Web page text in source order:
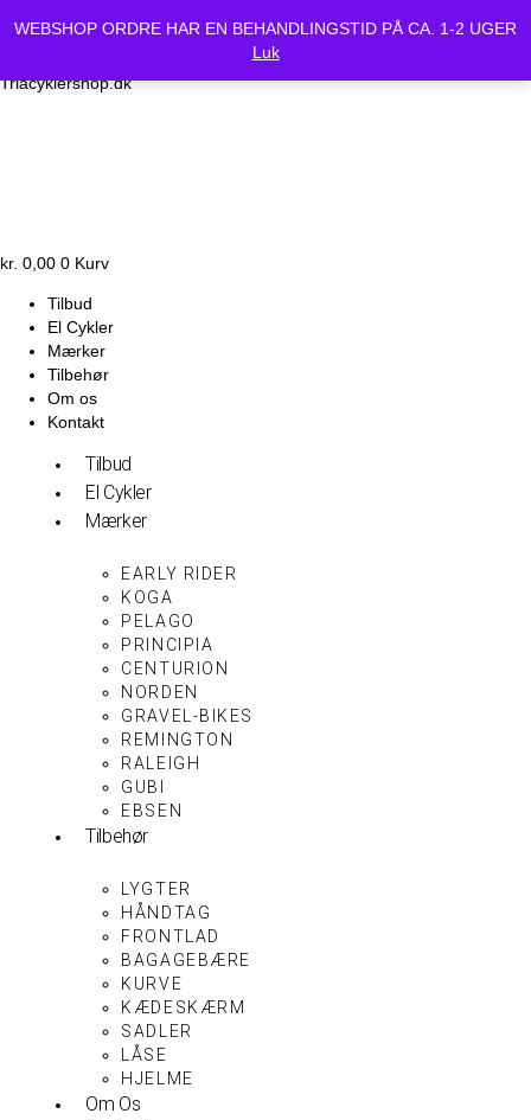
Vi holder lukket Mandag d.24/6 og Tirsdag d.25/6. Alle bestilte
cykler vil være klar Onsdag d.26-6.
Triacyklershop.dk
kr. 0,00 0 Kurv
Tilbud
El Cykler
Mærker
Tilbehør
Om os
Kontakt
Tilbud
El Cykler
Mærker
EARLY RIDER
KOGA
PELAGO
PRINCIPIA
CENTURION
NORDEN
GRAVEL-BIKES
REMINGTON
RALEIGH
GUBI
EBSEN
Tilbehør
LYGTER
HÅNDTAG
FRONTLAD
BAGAGEBÆRE
KURVE
KÆDESKÆRM
SADLER
LÅSE
HJELME
Om Os
WEBSHOP ORDRE HAR EN BEHANDLINGSTID PÅ CA. 1-2 UGER
Luk